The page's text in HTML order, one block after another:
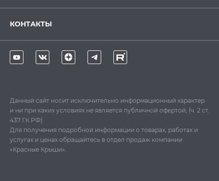
КОНТАКТЫ
Данный сайт носит исключительно информационный характер
и ни при каких условиях не является публичной офертой, (ч. 2 ст.
437 ГК РФ)
Для получения подробной информации о товарах, работах и
услугах и ценах обращайтесь в отдел продаж компании
«Красные Крыши».